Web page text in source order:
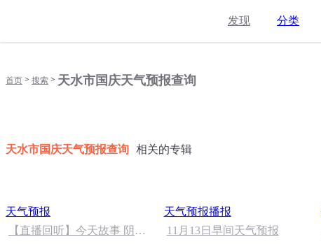
发现 分类
首页 > 搜索 > 天水市国庆天气预报查询
天水市国庆天气预报查询 相关的专辑
天气预报
【直播回听】今天故事 阴阳
天气预报播报
11月13日早间天气预报